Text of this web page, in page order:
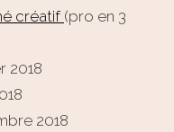
créatif (pro en 3
2018
2018